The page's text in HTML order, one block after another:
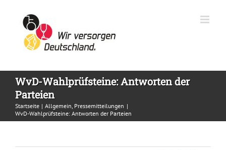
springen
WvD-Wahlprüfsteine: Antworten der
Parteien
Startseite Allgemein Pressemitteilungen
WvD-Wahlprüfsteine: Antworten der Parteien